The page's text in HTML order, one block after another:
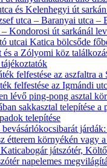
és Kelenhegyi út
utca – Baranyai utca –
Kondorosi út sarkánál
utcai Katica bölcsőde
a Zólyomi köz
felfestése az aszfaltra a
felfestése az Igmándi
lévő ping-pong asztal
sakkasztal telepítése a
telepítése
étterem környékén vagy
játszótér,
napelemes